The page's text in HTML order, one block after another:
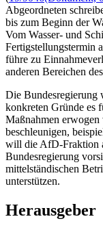
Abgeordneten
bis zum Beginn der
Vom Wasser- und
Fertigstellungstermin
führe zu
anderen Bereichen
Die Bundesregierung
konkreten Gründe es
Maßnahmen
beschleunigen,
will die AfD-Fraktion
Bundesregierung
mittelständischen
unterstützen.
Herausgeber